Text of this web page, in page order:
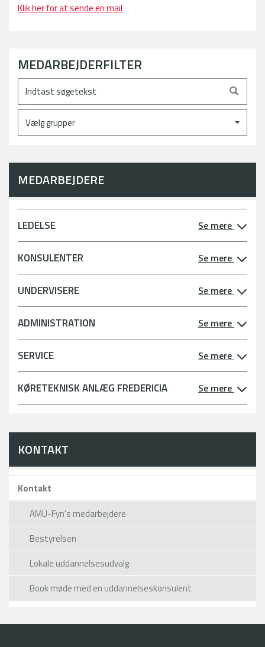
Klik her for at sende en mail
MEDARBEJDERFILTER
Vælg grupper
MEDARBEJDERE
LEDELSE Se mere
KONSULENTER Se mere
UNDERVISERE Se mere
ADMINISTRATION Se mere
SERVICE Se mere
KØRETEKNISK ANLÆG FREDERICIA Se mere
KONTAKT
Kontakt
AMU-Fyn's medarbejdere
Bestyrelsen
Lokale uddannelsesudvalg
Book møde med en uddannelseskonsulent